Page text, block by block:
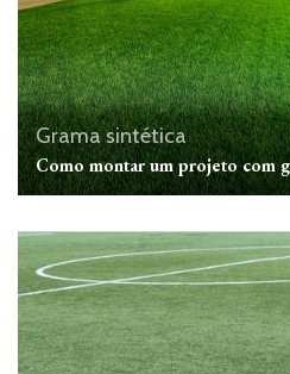
Grama sintética
Como montar um projeto com